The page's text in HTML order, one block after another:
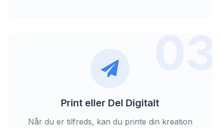
03
Print eller Del Digitalt
Når du er tilfreds, kan du printe din kreation